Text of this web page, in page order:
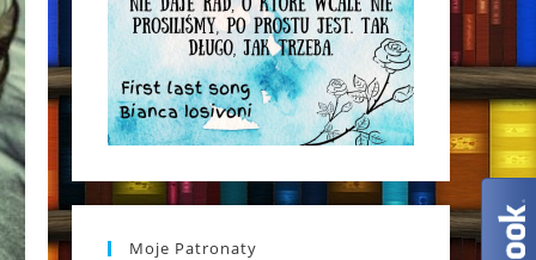
Moje Patronaty